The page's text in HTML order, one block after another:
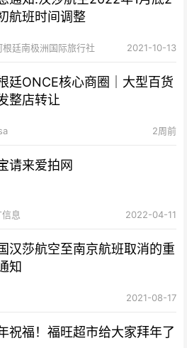
航班时间调整
根廷南极洲国际旅行社 2021-10-13
廷ONCE核心商圈｜大型百货
整店转让
2周前
请来爱拍网
息 2022-04-11
汉莎航空至南京航班取消的重
知
2021-08-17
祝福！福旺超市给大家拜年了